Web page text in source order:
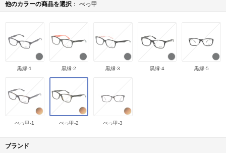
他のカラーの商品を選択 べっ甲
黒縁-1 黒縁-2 黒縁-3 黒縁-4 黒縁-5
べっ甲-1 べっ甲-2 べっ甲-3
ブランド